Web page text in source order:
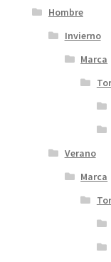
Hombre
Invierno
Marca
Verano
Marca